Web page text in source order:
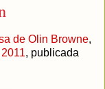
de Olin Browne,
, publicada